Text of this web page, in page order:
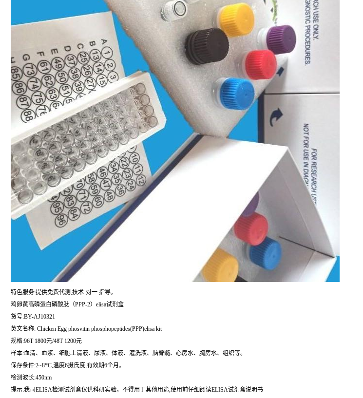
特色服务:提供免费代测,技术-对一 指导。
鸡卵黄高磷蛋白磷酸肽（PPP-2）elisa试剂盒
货号:BY-AJ10321
英文名称: Chicken Egg phosvitin phosphopeptides(PPP)elisa kit
规格:96T 1800元/48T 1200元
样本:血清、血浆、细胞上清液、尿液、体液、灌洗液、脑脊髓、心房水、胸房水、组织等。
保存条件:2~8*C,温度6摄氏度,有效期6个月。
检测波长:450nm
提示:我司ELISA检测试剂盒仅供科研实验，不得用于其他用途;使用前仔细阅读ELISA试剂盒说明书